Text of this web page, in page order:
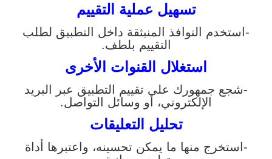
تسهيل عملية التقييم
-استخدم النوافذ المنبثقة داخل التطبيق لطلب
التقييم بلطف.
استغلال القنوات الأخرى
-شجع جمهورك على تقييم التطبيق عبر البريد
الإلكتروني، أو وسائل التواصل.
تحليل التعليقات
-استخرج منها ما يمكن تحسينه، واعتبرها أداة